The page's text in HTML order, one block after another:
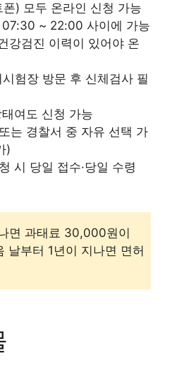
) 모두 온라인 신청 가능
07:30 ~ 22:00 사이에 가능
강검진 이력이 있어야 온
험장 방문 후 신체검사 필
여도 신청 가능
는 경찰서 중 자유 선택 가
)
시 당일 접수·당일 수령
면 과태료 30,000원이
날부터 1년이 지나면 면허